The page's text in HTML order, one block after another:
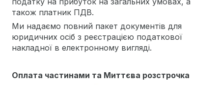
також платник ПДВ.
Ми надаємо повний пакет документів для
юридичних осіб з реєстрацією податкової
накладної в електронному вигляді.
Оплата частинами та Миттєва розстрочка